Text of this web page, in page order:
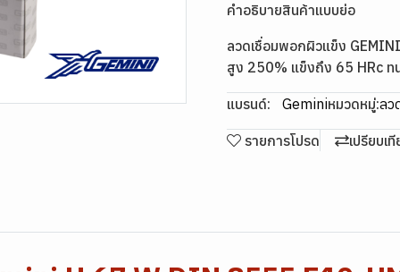
คำอธิบายสินค้าแบบย่อ
ลวดเชื่อมพอกผิวแข็ง
สูง 250% แข็งถึง 65 HRc ท
แบรนด์: Geminiหมวดหมู่:ลว
รายการโปรด เปรียบเ